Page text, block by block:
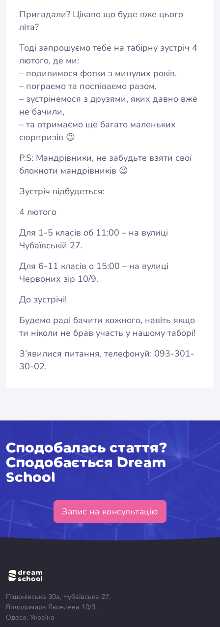
Пригадали? Цікаво що буде вже цього
літа?
Тоді запрошуємо тебе на табірну зустріч 4
лютого, де ми:
– подивимося фотки з минулих років,
– пограємо та поспіваємо разом,
– зустрінемося з друзями, яких давно вже
не бачили,
– та отримаємо ще багато маленьких
сюрпризів 😉
P.S: Мандрівники, не забудьте взяти свої
блокноти мандрівників 😉
Зустріч відбудеться:
4 лютого
Для 1-5 класів об 11:00 – на вулиці
Чубаївській 27.
Для 6-11 класів о 15:00 – на вулиці
Червоних зір 10/9.
До зустрічі!
Будемо раді бачити кожного, навіть якщо
ти ніколи не брав участь у нашому таборі!
З’явилися питання, телефонуй: 093-301-
30-02.
Сподобалась стаття?
Сподобається Dream
School
Запис на консультацію
Пішонівська 30а, Чубаївська 27,
Володимира Яковлева 10/3,
Одеса, Україна